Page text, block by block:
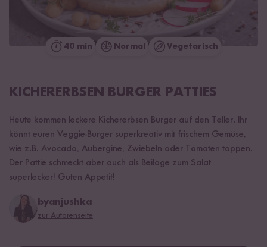
40 min Normal Vegetarisch
KICHERERBSEN BURGER PATTIES
Heute kommen leckere Kichererbsen Burger auf den Teller. Ihr
könnt euren Veggie-Burger superkreativ mit frischem Gemüse,
wie z.B. Avocado, Aubergine, Zwiebeln oder Tomaten toppen.
Der Pattie schmeckt aber auch als Beilage zum Salat
superlecker! Guten Appetit!
byanjushka
zur Autorenseite